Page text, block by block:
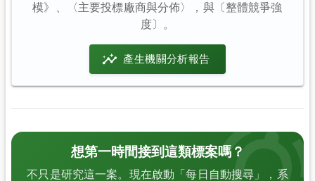
模》、〈主要投標廠商與分佈〉，與〔整體競爭強
度〕。
產生機關分析報告
想第一時間接到這類標案嗎？
不只是研究這一案。現在啟動「每日自動搜尋」，系